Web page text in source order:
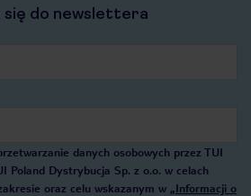
się do newslettera
danych osobowych przez TUI
Poland Dystrybucja Sp. z o.o. w celach
oraz celu wskazanym w „Informacji o